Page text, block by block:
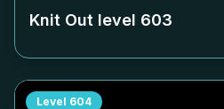
Knit Out level 603
Level 604